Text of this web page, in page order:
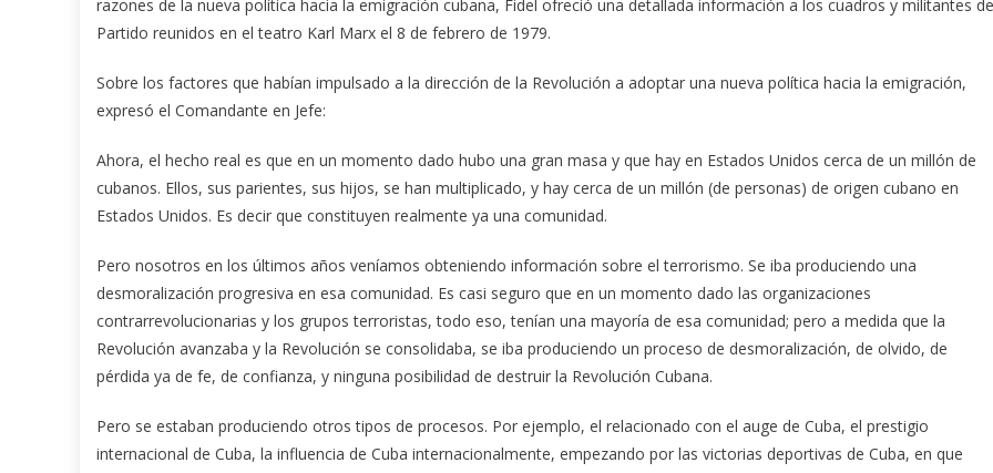
razones de la nueva política hacia la emigración cubana, Fidel ofreció una detallada información a los cuadros y militantes
Partido reunidos en el teatro Karl Marx el 8 de febrero de 1979.
Sobre los factores que habían impulsado a la dirección de la Revolución a adoptar una nueva política hacia la emigración,
expresó el Comandante en Jefe:
Ahora, el hecho real es que en un momento dado hubo una gran masa y que hay en Estados Unidos cerca de un millón de
cubanos. Ellos, sus parientes, sus hijos, se han multiplicado, y hay cerca de un millón (de personas) de origen cubano en
Estados Unidos. Es decir que constituyen realmente ya una comunidad.
Pero nosotros en los últimos años veníamos obteniendo información sobre el terrorismo. Se iba produciendo una
desmoralización progresiva en esa comunidad. Es casi seguro que en un momento dado las organizaciones
contrarrevolucionarias y los grupos terroristas, todo eso, tenían una mayoría de esa comunidad; pero a medida que la
Revolución avanzaba y la Revolución se consolidaba, se iba produciendo un proceso de desmoralización, de olvido, de
pérdida ya de fe, de confianza, y ninguna posibilidad de destruir la Revolución Cubana.
Pero se estaban produciendo otros tipos de procesos. Por ejemplo, el relacionado con el auge de Cuba, el prestigio
internacional de Cuba, la influencia de Cuba internacionalmente, empezando por las victorias deportivas de Cuba, en que